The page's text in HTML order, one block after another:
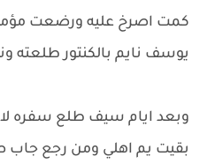
كمت اصرخ عليه ورضعت
يوسف نايم بالكنتور طلعته
بقيت يم اهلي ومن رجع جاب